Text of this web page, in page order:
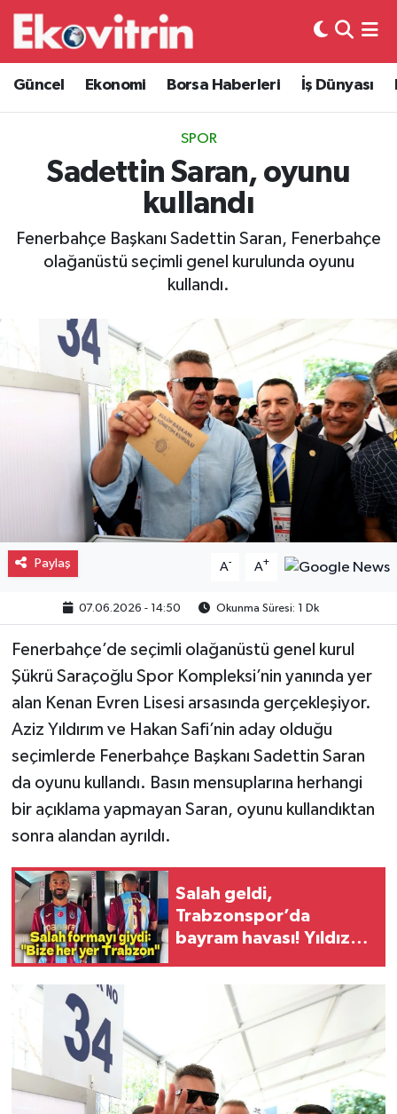
Güncel Ekonomi Borsa Haberleri İş Dünyası
SPOR
Sadettin Saran, oyunu
kullandı
Fenerbahçe Başkanı Sadettin Saran, Fenerbahçe
olağanüstü seçimli genel kurulunda oyunu
kullandı.
Paylaş A- A+
07.06.2026 - 14:50 Okunma Süresi: 1 Dk
Fenerbahçe’de seçimli olağanüstü genel kurul
Şükrü Saraçoğlu Spor Kompleksi’nin yanında yer
alan Kenan Evren Lisesi arsasında gerçekleşiyor.
Aziz Yıldırım ve Hakan Safi’nin aday olduğu
seçimlerde Fenerbahçe Başkanı Sadettin Saran
da oyunu kullandı. Basın mensuplarına herhangi
bir açıklama yapmayan Saran, oyunu kullandıktan
sonra alandan ayrıldı.
Salah geldi,
Trabzonspor’da
bayram havası! Yıldız
mavili formayla
Güncel
Ekonomi
Borsa Haberleri
Lojistik
Asayiş
Magazin
Gayrimenkul
Spor
Eğitim
Hava Durumu
Trafik Durumu
Süper Lig Puan Durumu ve Fikstür
Tüm Manşetler
Son Dakika Haberleri